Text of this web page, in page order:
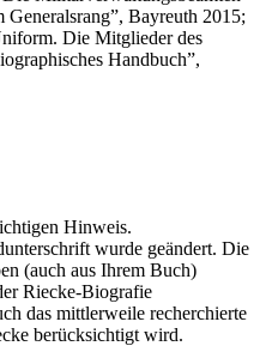
Generalsrang”, Bayreuth 2015;
Die Mitglieder des
Handbuch”,
Hinweis.
wurde geändert. Die
(auch aus Ihrem Buch)
Riecke-Biografie
das mittlerweile recherchierte
berücksichtigt wird.